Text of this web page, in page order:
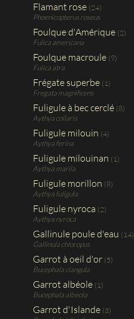
Flamant rose (24)
Phoenicopterus roseus
Foulque d'Amérique (2)
Fulica americana
Foulque macroule (9)
Fulica atra
Frégate superbe (1)
Fregata magnificens
Fuligule à bec cerclé (8)
Aythya collaris
Fuligule milouin (4)
Aythya ferina
Fuligule milouinan (1)
Aythya marila
Fuligule morillon (8)
Aythya fuligula
Fuligule nyroca (2)
Aythya nyroca
Gallinule poule d'eau (14)
Gallinula chloropus
Garrot à oeil d'or (5)
Bucephala clangula
Garrot albéole (1)
Bucephala albeola
Garrot d'Islande (3)